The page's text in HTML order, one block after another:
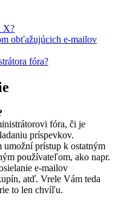
X?
obťažujúcich e-mailov
fóra?
fóra, či je
príspevkov.
umožní prístup k ostatným
používateľom, ako napr.
e-mailov
atď. Vrele Vám teda
to len chvíľu.